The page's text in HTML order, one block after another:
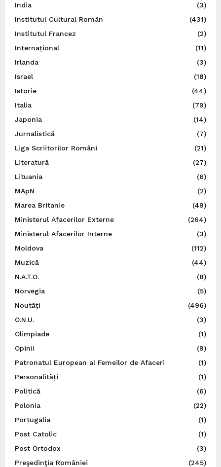
India
(3)
Institutul Cultural Român
(431)
Institutul Francez
(2)
Internațional
(11)
Irlanda
(3)
Israel
(18)
Istorie
(44)
Italia
(79)
Japonia
(14)
Jurnalistică
(7)
Liga Scriitorilor Români
(21)
Literatură
(27)
Lituania
(6)
MApN
(2)
Marea Britanie
(49)
Ministerul Afacerilor Externe
(264)
Ministerul Afacerilor Interne
(3)
Moldova
(112)
Muzică
(44)
N.A.T.O.
(8)
Norvegia
(5)
Noutăți
(496)
O.N.U.
(3)
Olimpiade
(1)
Opinii
(9)
Patronatul European al Femeilor de Afaceri
(1)
Personalități
(1)
Politică
(6)
Polonia
(22)
Portugalia
(1)
Post Catolic
(1)
Post Ortodox
(3)
Preşedinţia României
(245)